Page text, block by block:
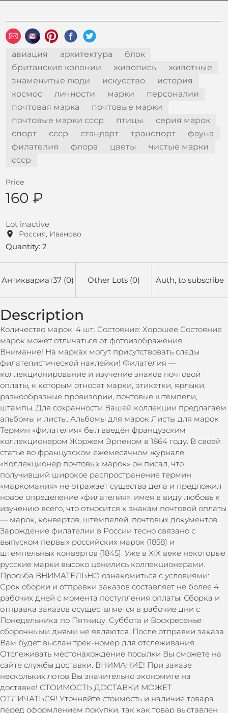
авиация архитектура
блок
британские колонии
живопись
животные
знаменитые люди
искусство
история
космос
личности марки
персоналии
почтовая марка
почтовые марки
почтовые марки ссср
птицы
серия марок
спорт
ссср стандарт транспорт
фауна
филателия
флора цветы
чистые марки
cccp
Price
160 ₽
Lot inactive
Россия, Иваново
Quantity: 2
Антиквариат37 (0) Other Lots (0) Auth, to subscribe
Description
Количество марок: 4 шт. Состояние: Хорошее Состояние
марок может отличаться от фотоизображения.
Внимание! На марках могут присутствовать следы
филателистической наклейки! Филателия —
коллекционирование и изучение знаков почтовой
оплаты, к которым относят марки, этикетки, ярлыки,
разнообразные провизории, почтовые штемпели,
штампы. Для сохранности Вашей коллекции предлагаем
альбомы и листы. Альбомы для марок Листы для марок
Термин «филателия» был введён французским
коллекционером Жоржем Эрпеном в 1864 году. В своей
статье во французском ежемесячном журнале
«Коллекционер почтовых марок» он писал, что
получивший широкое распространение термин
«маркомания» не отражает существа дела и предложил
новое определение «филателия», имея в виду любовь к
изучению всего, что относится к знакам почтовой оплаты
— марок, конвертов, штемпелей, почтовых документов.
Зарождение филателии в России тесно связано с
выпуском первых российских марок (1858) и
штемпельных конвертов (1845). Уже в XIX веке некоторые
русские марки высоко ценились коллекционерами.
Просьба ВНИМАТЕЛЬНО ознакомиться с условиями:
Срок сборки и отправки заказов составляет не более 4
рабочих дней с момента поступления оплаты. Сборка и
отправка заказов осуществляется в рабочие дни с
Понедельника по Пятницу. Суббота и Воскресенье
сборочными днями не являются. После отправки заказа
Вам будет выслан трек-номер для отслеживания.
Отслеживать местонахождение посылки Вы сможете на
сайте службы доставки. ВНИМАНИЕ! При заказе
нескольких лотов Вы значительно экономите на
доставке! СТОИМОСТЬ ДОСТАВКИ МОЖЕТ
ОТЛИЧАТЬСЯ! Уточняйте стоимость и наличие товара
перед оформлением покупки, так как товар выставлен